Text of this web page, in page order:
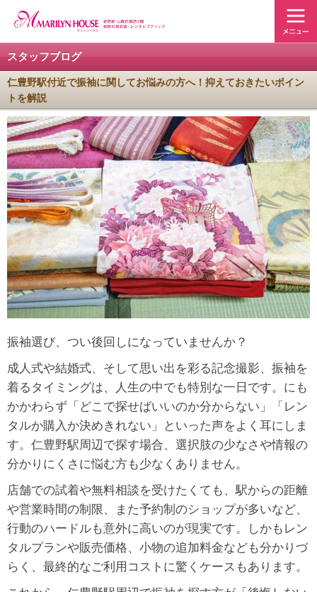
スタッフブログ
仁豊野駅付近で振袖に関してお悩みの方へ！抑えておきたいポイン
トを解説
振袖選び、つい後回しになっていませんか？
成人式や結婚式、そして思い出を彩る記念撮影、振袖を
着るタイミングは、人生の中でも特別な一日です。にも
かかわらず「どこで探せばいいのか分からない」「レン
タルか購入か決めきれない」といった声をよく耳にしま
す。仁豊野駅周辺で探す場合、選択肢の少なさや情報の
分かりにくさに悩む方も少なくありません。
店舗での試着や無料相談を受けたくても、駅からの距離
や営業時間の制限、また予約制のショップが多いなど、
行動のハードルも意外に高いのが現実です。しかもレン
タルプランや販売価格、小物の追加料金なども分かりづ
らく、最終的なご利用コストに驚くケースもあります。